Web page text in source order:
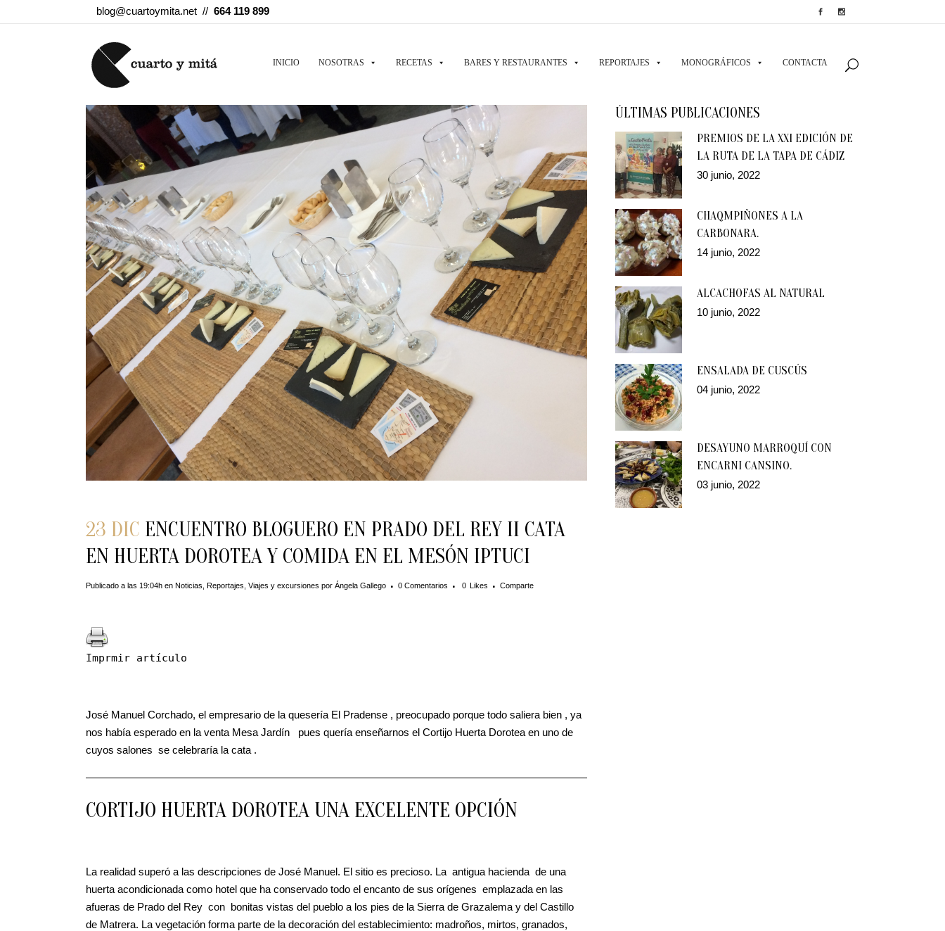
blog@cuartoymita.net // 664 119 899
INICIO NOSOTRAS RECETAS BARES Y RESTAURANTES REPORTAJES MONOGRÁFICOS CONTACTA
23 DIC ENCUENTRO BLOGUERO EN PRADO DEL REY II CATA
EN HUERTA DOROTEA Y COMIDA EN EL MESÓN IPTUCI
Publicado a las 19:04h en Noticias Reportajes Viajes y excursiones por Ángela Gallego 0 Comentarios 0 Likes Comparte
Imprmir artículo
José Manuel Corchado, el empresario de la quesería El Pradense , preocupado porque todo saliera bien , ya
nos había esperado en la venta Mesa Jardín pues quería enseñarnos el Cortijo Huerta Dorotea en uno de
cuyos salones se celebraría la cata .
CORTIJO HUERTA DOROTEA UNA EXCELENTE OPCIÓN
La realidad superó a las descripciones de José Manuel. El sitio es precioso. La antigua hacienda de una
huerta acondicionada como hotel que ha conservado todo el encanto de sus orígenes emplazada en las
afueras de Prado del Rey con bonitas vistas del pueblo a los pies de la Sierra de Grazalema y del Castillo
de Matrera. La vegetación forma parte de la decoración del establecimiento: madroños, mirtos, granados,
ÚLTIMAS PUBLICACIONES
PREMIOS DE LA XXI EDICIÓN DE
LA RUTA DE LA TAPA DE CÁDIZ
30 junio, 2022
CHAQMPIÑONES A LA
CARBONARA.
14 junio, 2022
ALCACHOFAS AL NATURAL
10 junio, 2022
ENSALADA DE CUSCÚS
04 junio, 2022
DESAYUNO MARROQUÍ CON
ENCARNI CANSINO.
03 junio, 2022